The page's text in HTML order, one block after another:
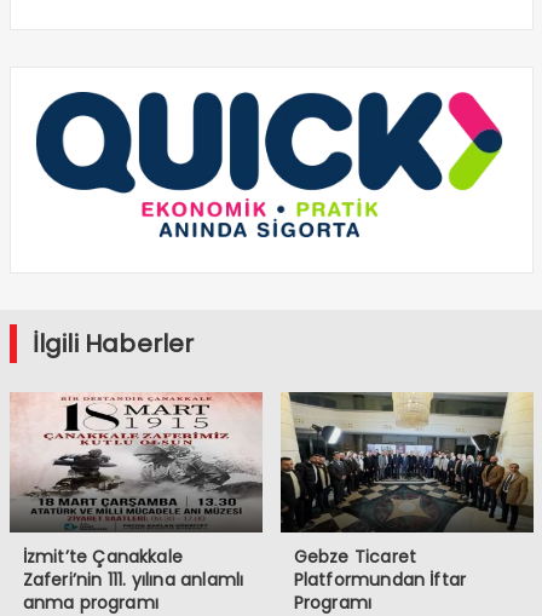
İlgili Haberler
İzmit’te Çanakkale
Zaferi’nin 111. yılına anlamlı
anma programı
Gebze Ticaret
Platformundan İftar
Programı